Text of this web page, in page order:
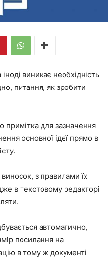
виникає необхідність
питання, як зробити
примітка для зазначення
основної ідеї прямо в
з правилами їх
в текстовому редакторі
автоматично,
посилання на
в тому ж документі